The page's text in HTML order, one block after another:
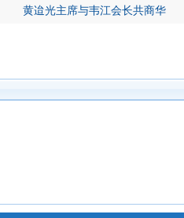
黄迨光主席与韦江会长共商华